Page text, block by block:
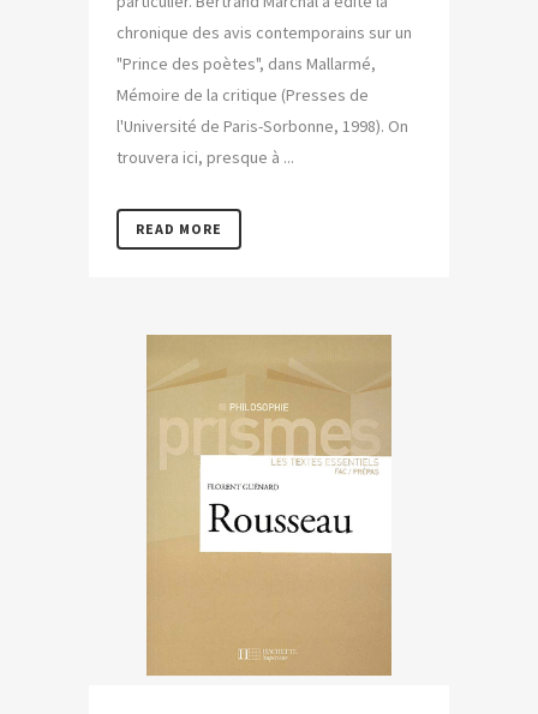
chronique des avis contemporains sur un
"Prince des poètes", dans Mallarmé,
Mémoire de la critique (Presses de
l'Université de Paris-Sorbonne, 1998). On
trouvera ici, presque à ...
READ MORE